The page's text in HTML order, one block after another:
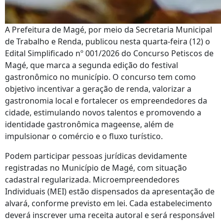
A Prefeitura de Magé, por meio da Secretaria Municipal
de Trabalho e Renda, publicou nesta quarta-feira (12) o
Edital Simplificado nº 001/2026 do Concurso Petiscos de
Magé, que marca a segunda edição do festival
gastronômico no município. O concurso tem como
objetivo incentivar a geração de renda, valorizar a
gastronomia local e fortalecer os empreendedores da
cidade, estimulando novos talentos e promovendo a
identidade gastronômica mageense, além de
impulsionar o comércio e o fluxo turístico.
Podem participar pessoas jurídicas devidamente
registradas no Município de Magé, com situação
cadastral regularizada. Microempreendedores
Individuais (MEI) estão dispensados da apresentação de
alvará, conforme previsto em lei. Cada estabelecimento
deverá inscrever uma receita autoral e será responsável